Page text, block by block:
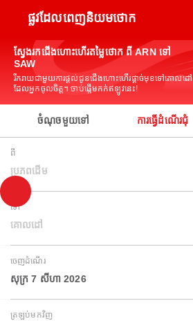
ផ្លូវដែលពេញនិយមថោក
ស្វែងរកជើងហោះហើរតម្លៃថោក ពី ARN ទៅ
SAW
រីករាយជាមួយការផ្តល់ជូនជើងហោះហើរផ្តាច់មុខទៅគោលដៅ
ដែលអ្នកចូលចិត្ត។ ចាប់ផ្តើមកក់ឥឡូវនេះ!
ចំណុចមួយទៅ ការធ្វើដំណើរជុំ
ពី
ប្រភពដើម
ទៅ
គោលដៅ
ចេញដំណើរ
សុក្រ 7 សីហា 2026
ត្រឡប់មកវិញ